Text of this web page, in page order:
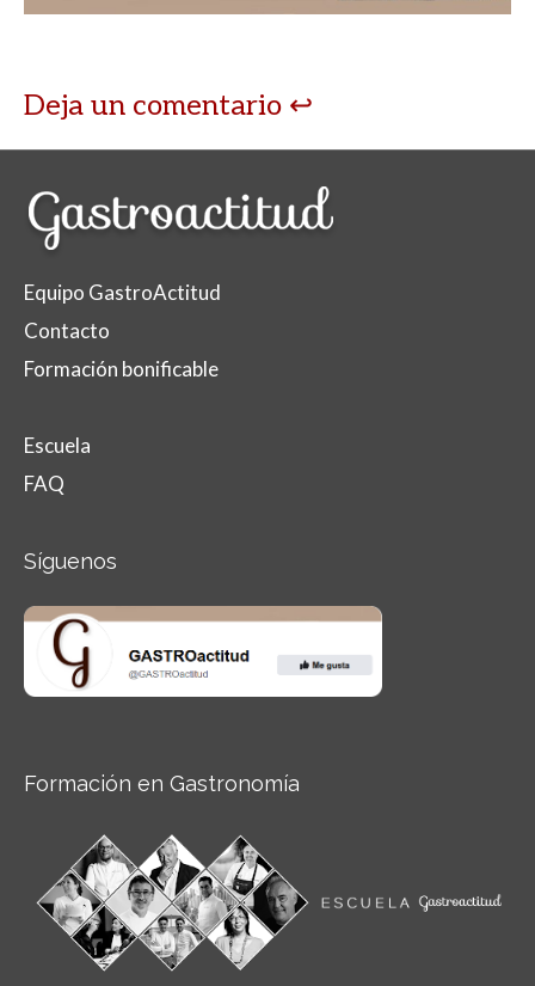
Deja un comentario
Equipo GastroActitud
Contacto
Formación bonificable
Escuela
FAQ
Síguenos
Formación en Gastronomía